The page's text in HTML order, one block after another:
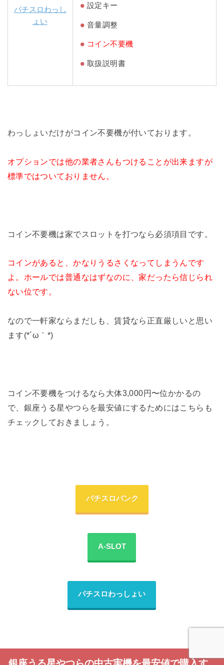
パチスロわっし
ょい
設定キー
音量調整
コイン不要機
取扱説明書
わっしょいだけがコイン不要機が付いております。
オプションでは他の業者さんもつけることが出来ますが
標準ではついておりません。
コイン不要機は家でスロットを打つなら必須項目です。
コインがあると、かなりうるさくなってしまうんです
よ。ホールでは普通なはずなのに、家だったら信じられ
ない位です。
なので一軒家ならまだしも、賃貸なら正直厳しいと思い
ます(*´ω｀*)
コイン不要機をつけるなら大体3,000円〜位かかるの
で、銀座うる星やつらを最安値にするためにはこちらも
チェックしておきましょう。
パチスロバンク
A-SLOT
パチスロわっしょい